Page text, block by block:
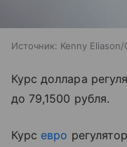
Источник: Kenny Eliason/
Курс доллара
до 79,1500 рубля.
Курс евро